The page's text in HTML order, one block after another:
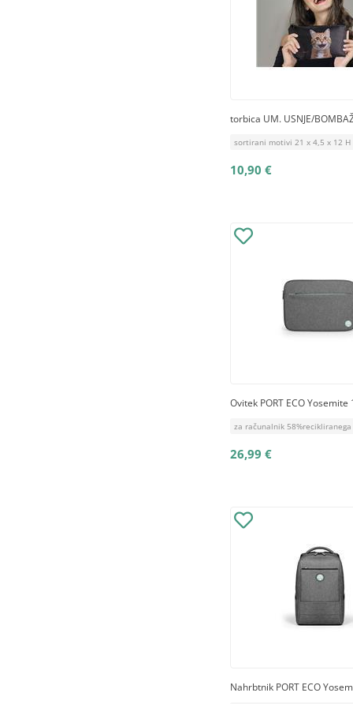
torbica UM. USNJE/
sortirani motivi 21 x 4,5 x 12 H
10,90 €
Ovitek PORT ECO Yosemite
za računalnik
26,99 €
Nahrbtnik PORT ECO